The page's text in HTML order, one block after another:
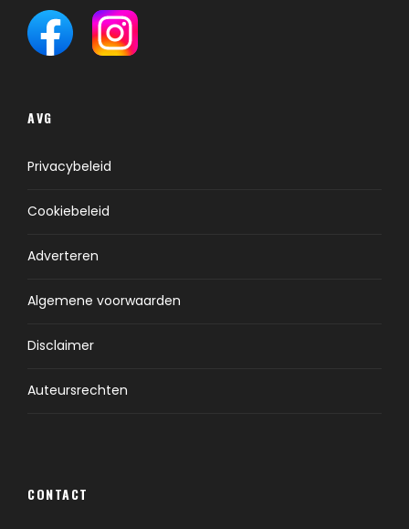
AVG
Privacybeleid
Cookiebeleid
Adverteren
Algemene voorwaarden
Disclaimer
Auteursrechten
CONTACT